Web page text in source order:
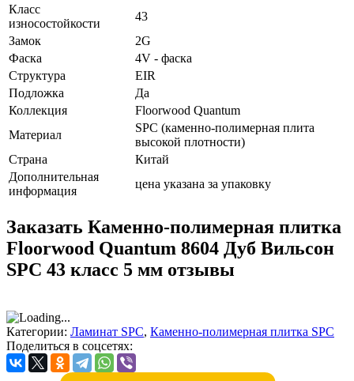
Класс
износостойкости
43
Замок
2G
Фаска
4V - фаска
Структура
EIR
Подложка
Да
Коллекция
Floorwood Quantum
Материал
SPC (каменно-полимерная плита
высокой плотности)
Страна
Китай
Дополнительная
информация
цена указана за упаковку
Заказать Каменно-полимерная плитка
Floorwood Quantum 8604 Дуб Вильсон
SPC 43 класс 5 мм отзывы
Категории: Ламинат SPC, Каменно-полимерная плитка SPC
Поделиться в соцсетях: